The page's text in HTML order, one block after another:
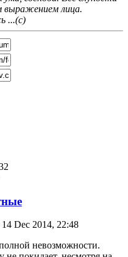
выражением лица.
...(с)
14 Dec 2014, 22:48
невозможности.